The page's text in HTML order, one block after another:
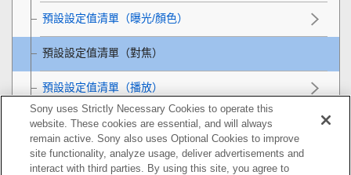
預設設定值清單（曝光/顏色）
預設設定值清單（對焦）
預設設定值清單（播放）
預設設定值清單（網路）
預設設定值清單（設定）
Sony uses Strictly Necessary Cookies to operate this
website. These cookies are essential, and will always
remain active. Sony also uses Optional Cookies to improve
site functionality, analyze usage, deliver advertisements and
interact with third parties. By using this site, you agree to